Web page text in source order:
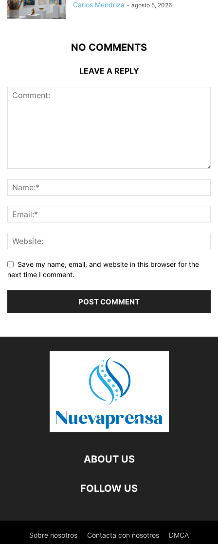
Carlos Mendoza - agosto 5, 2026
NO COMMENTS
LEAVE A REPLY
Save my name, email, and website in this browser for the
next time I comment.
ABOUT US
FOLLOW US
Sobre nosotros Contacta con nosotros DMCA